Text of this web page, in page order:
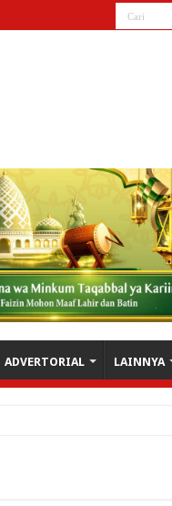
ADVERTORIAL LAINNYA